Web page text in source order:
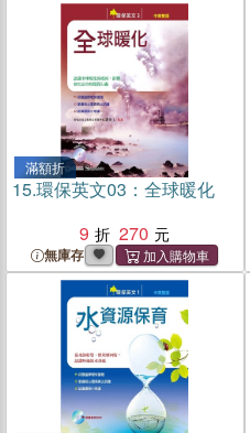
滿額折
15.環保英文03：全球暖化
9
270
無庫存